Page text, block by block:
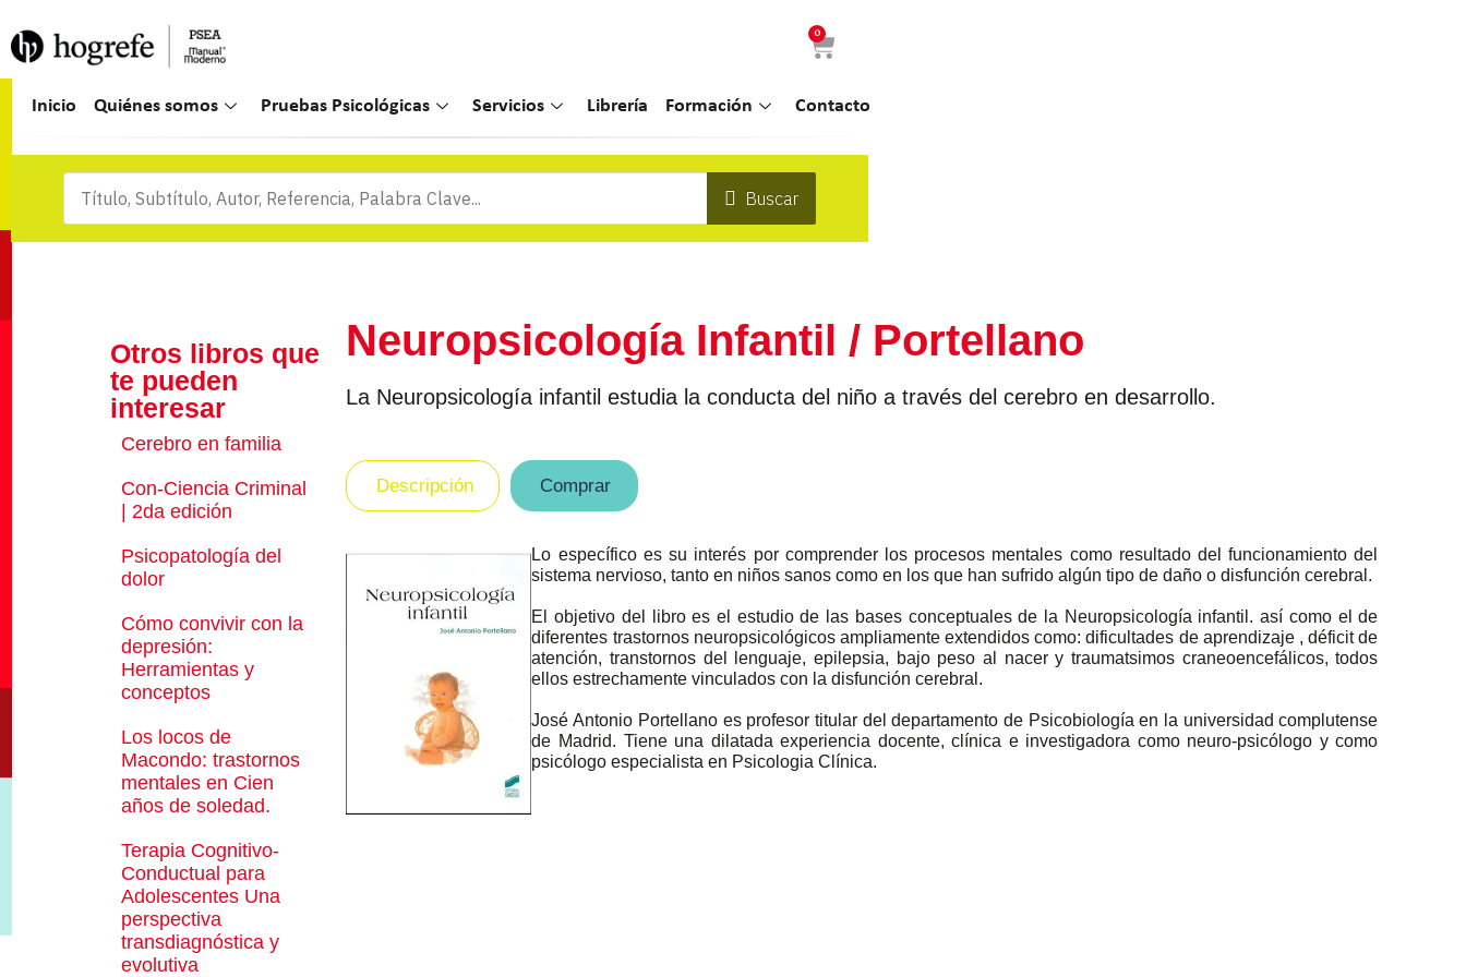
0
Inicio Quiénes somos Pruebas Psicológicas Servicios Librería Formación Contacto
Buscar
Otros libros que
te pueden
interesar
Cerebro en familia
Con-Ciencia Criminal
| 2da edición
Psicopatología del
dolor
Cómo convivir con la
depresión:
Herramientas y
conceptos
Los locos de
Macondo: trastornos
mentales en Cien
años de soledad.
Terapia Cognitivo-
Conductual para
Adolescentes Una
perspectiva
transdiagnóstica y
evolutiva
Neuropsicología Infantil / Portellano
La Neuropsicología infantil estudia la conducta del niño a través del cerebro en desarrollo.
Descripción Comprar
Lo específico es su interés por comprender los procesos mentales como resultado del funcionamiento del
sistema nervioso, tanto en niños sanos como en los que han sufrido algún tipo de daño o disfunción cerebral.
El objetivo del libro es el estudio de las bases conceptuales de la Neuropsicología infantil. así como el de
diferentes trastornos neuropsicológicos ampliamente extendidos como: dificultades de aprendizaje , déficit de
atención, transtornos del lenguaje, epilepsia, bajo peso al nacer y traumatsimos craneoencefálicos, todos
ellos estrechamente vinculados con la disfunción cerebral.
José Antonio Portellano es profesor titular del departamento de Psicobiología en la universidad complutense
de Madrid. Tiene una dilatada experiencia docente, clínica e investigadora como neuro-psicólogo y como
psicólogo especialista en Psicologia Clínica.